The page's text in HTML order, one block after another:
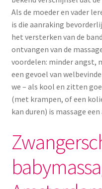
Als de moeder en vader
is die aanraking
het versterken van de
ontvangen van de
voordelen: minder angst,
een gevoel van
we – als kool en zitten
(met krampen, of een
kan duren) is massage